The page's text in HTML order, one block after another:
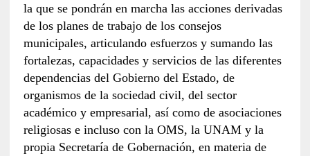
la que se pondrán en marcha las acciones derivadas
de los planes de trabajo de los consejos
municipales, articulando esfuerzos y sumando las
fortalezas, capacidades y servicios de las diferentes
dependencias del Gobierno del Estado, de
organismos de la sociedad civil, del sector
académico y empresarial, así como de asociaciones
religiosas e incluso con la OMS, la UNAM y la
propia Secretaría de Gobernación, en materia de